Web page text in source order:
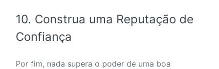
10. Construa uma Reputação de
Confiança
Por fim, nada supera o poder de uma boa